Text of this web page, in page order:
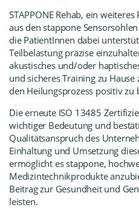
STAPPONE Rehab, ein weiteres
aus den stappone
die PatientInnen dabei
Teilbelastung präzise
akustisches und/oder
und sicheres Training zu
den Heilungsprozess positiv zu
Die erneute ISO 13485
wichtiger Bedeutung und
Qualitätsanspruch des
Einhaltung und Umsetzung
ermöglicht es stappone,
Medizintechnikprodukte
Beitrag zur Gesundheit und
leisten.